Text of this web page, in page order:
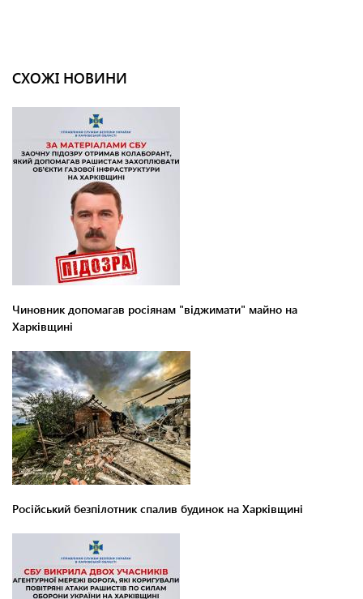
СХОЖІ НОВИНИ
Чиновник допомагав росіянам "віджимати" майно на
Харківщині
Російський безпілотник спалив будинок на Харківщині